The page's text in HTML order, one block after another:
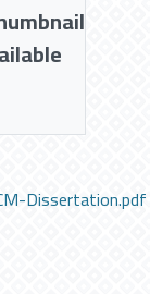
Dissertation.pdf